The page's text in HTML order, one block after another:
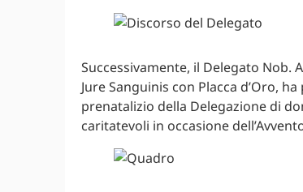
Successivamente, il Delegato Nob.
Jure Sanguinis con Placca d’Oro,
prenatalizio della Delegazione di
caritatevoli in occasione